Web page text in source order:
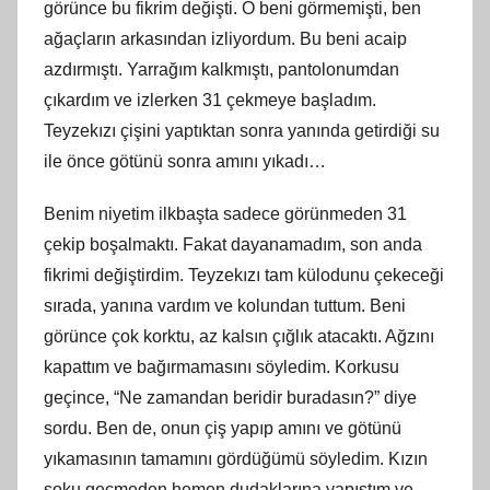
görünce bu fikrim değişti. O beni görmemişti, ben
ağaçların arkasından izliyordum. Bu beni acaip
azdırmıştı. Yarrağım kalkmıştı, pantolonumdan
çıkardım ve izlerken 31 çekmeye başladım.
Teyzekızı çişini yaptıktan sonra yanında getirdiği su
ile önce götünü sonra amını yıkadı…
Benim niyetim ilkbaşta sadece görünmeden 31
çekip boşalmaktı. Fakat dayanamadım, son anda
fikrimi değiştirdim. Teyzekızı tam külodunu çekeceği
sırada, yanına vardım ve kolundan tuttum. Beni
görünce çok korktu, az kalsın çığlık atacaktı. Ağzını
kapattım ve bağırmamasını söyledim. Korkusu
geçince, “Ne zamandan beridir buradasın?” diye
sordu. Ben de, onun çiş yapıp amını ve götünü
yıkamasının tamamını gördüğümü söyledim. Kızın